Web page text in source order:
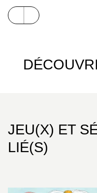
JEU(X) ET
LIÉ(S)